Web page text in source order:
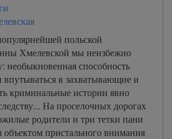
польской
Хмелевской мы неизбежно
необыкновенная способность
впутываться в захватывающие и
криминальные истории явно
На проселочных дорогах
родители и три тетки пани
пристального внимания